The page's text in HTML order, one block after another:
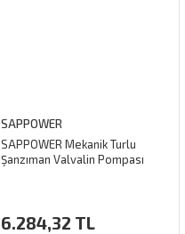
SAPPOWER
SAPPOWER Mekanik Turlu
Şanzıman Valvalin Pompası
6.284,32 TL